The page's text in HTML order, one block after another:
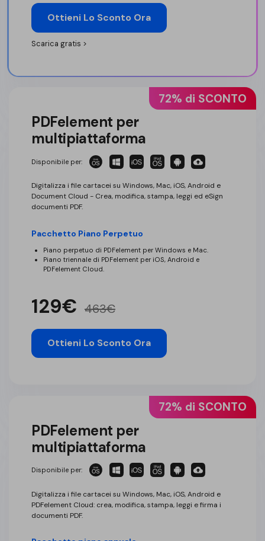
Ottieni Lo Sconto Ora
Scarica gratis >
72% di SCONTO
PDFelement per
multipiattaforma
Disponibile per:
Digitalizza i file cartacei su Windows, Mac, iOS, Android e
Document Cloud - Crea, modifica, stampa, leggi ed eSign
documenti PDF.
Pacchetto Piano Perpetuo
Piano perpetuo di PDFelement per Windows e Mac.
Piano triennale di PDFelement per iOS, Android e
PDFelement Cloud.
129€ 463€
Ottieni Lo Sconto Ora
72% di SCONTO
PDFelement per
multipiattaforma
Disponibile per:
Digitalizza i file cartacei su Windows, Mac, iOS, Android e
PDFelement Cloud: crea, modifica, stampa, leggi e firma i
documenti PDF.